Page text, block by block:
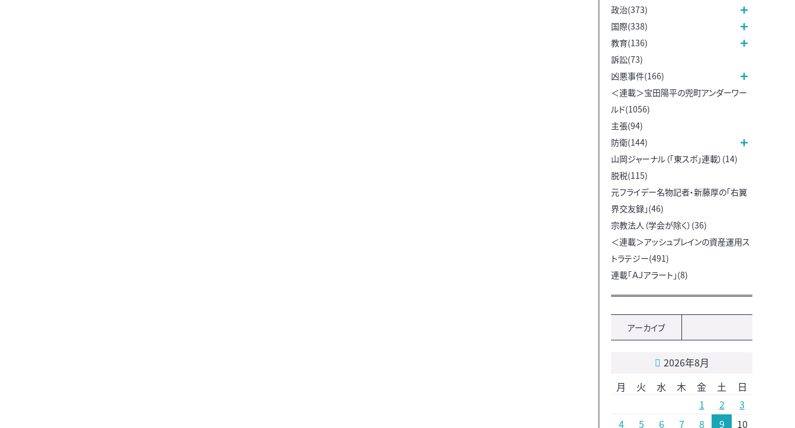
政治(373)
国際(338)
教育(136)
訴訟(73)
凶悪事件(166)
＜連載＞宝田陽平の兜町アンダーワー
ルド(1056)
主張(94)
防衛(144)
山岡ジャーナル（「東スポ」連載）(14)
脱税(115)
元フライデー名物記者・新藤厚の「右翼
界交友録」(46)
宗教法人（学会が除く）(36)
＜連載＞アッシュブレインの資産運用ス
トラテジー(491)
連載「ＡＪアラート」(8)
アーカイブ
2026年8月
月
火 水 木 金 土
日
1
2
3
4
5 6 7 8 9 10